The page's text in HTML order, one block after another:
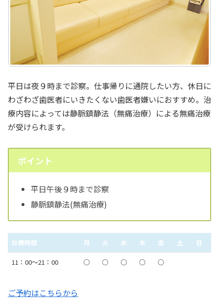
平日は夜９時まで診察。仕事帰りに通院したい方、休日に
わざわざ歯医者にいきたくない歯医者嫌いにおすすめ。治
療内容によっては静脈鎮静法（無痛治療）による無痛治療
が受けられます。
ポイント
平日午後９時まで診察
静脈鎮静法(無痛治療)
診療時間 月 火 水 木 金 土 日
11：00〜21：00 ○ ○ ○ ○ ○
ご予約はこちらから